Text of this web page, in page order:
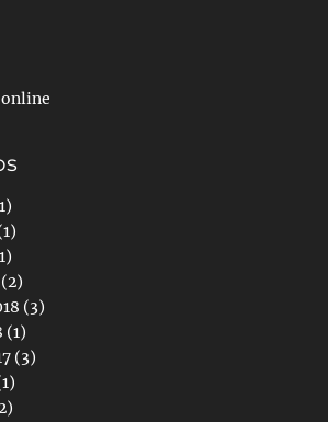
online
(2)
(3)
(1)
(3)